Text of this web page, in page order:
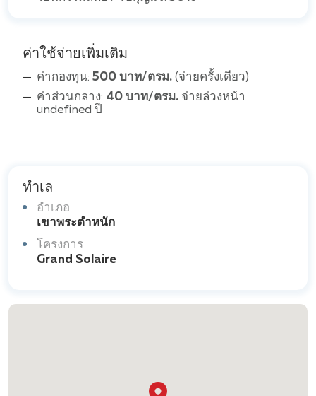
ค่าใช้จ่ายเพิ่มเติม
ค่ากองทุน: 500 บาท/ตรม. (จ่ายครั้งเดียว)
ค่าส่วนกลาง: 40 บาท/ตรม. จ่ายล่วงหน้า
undefined ปี
ทำเล
อำเภอ
เขาพระตำหนัก
โครงการ
Grand Solaire